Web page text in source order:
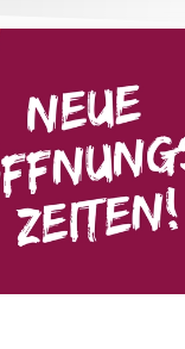
ab 1. August